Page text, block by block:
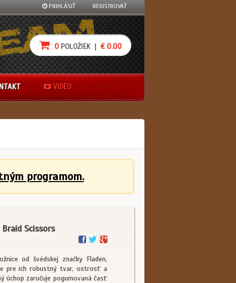
PRIHLÁSIŤ REGISTROVAŤ
0 POLOŽIEK | € 0.00
VIDEO
programom.
Scissors
od švédskej značky Fladen,
pre ich robustný tvar, ostrosť a
úchop zaručuje pogumovaná časť